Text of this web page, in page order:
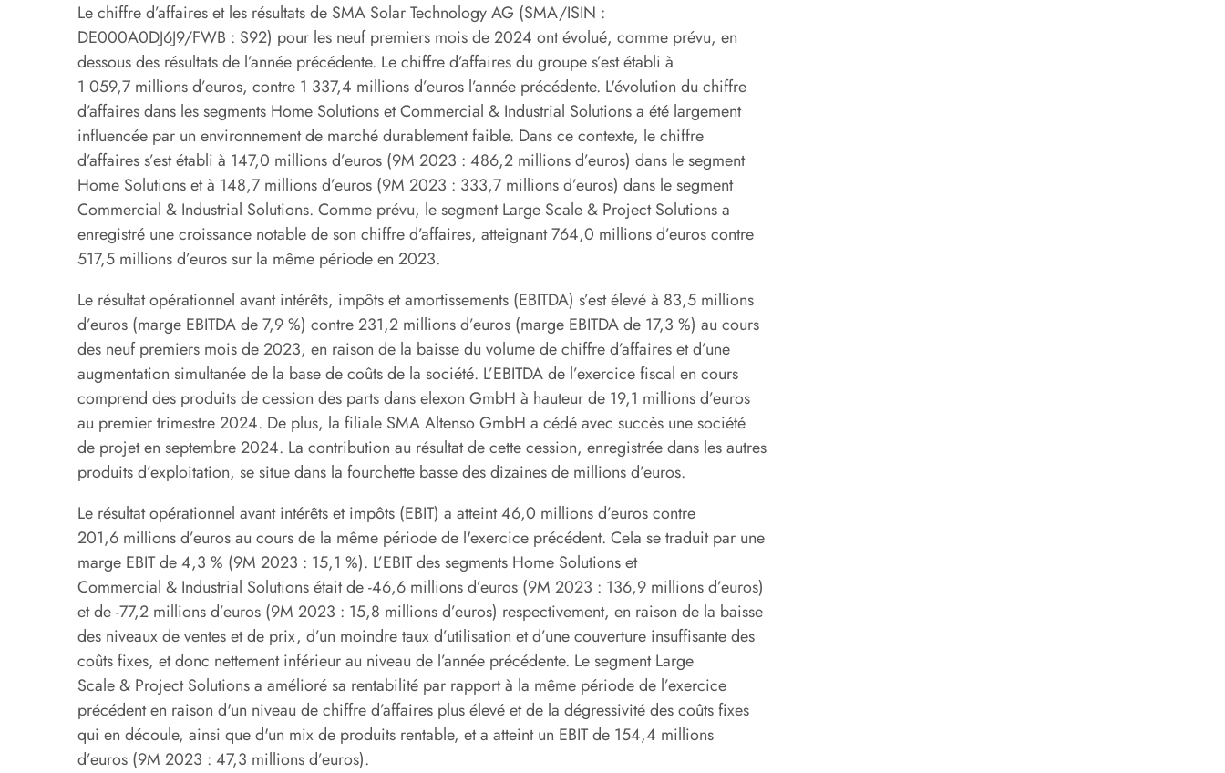
Le chiffre d’affaires et les résultats de SMA Solar Technology AG (SMA/ISIN :
DE000A0DJ6J9/FWB : S92) pour les neuf premiers mois de 2024 ont évolué, comme prévu, en
dessous des résultats de l’année précédente. Le chiffre d’affaires du groupe s’est établi à
1 059,7 millions d’euros, contre 1 337,4 millions d’euros l’année précédente. L'évolution du chiffre
d’affaires dans les segments Home Solutions et Commercial & Industrial Solutions a été largement
influencée par un environnement de marché durablement faible. Dans ce contexte, le chiffre
d’affaires s’est établi à 147,0 millions d’euros (9M 2023 : 486,2 millions d’euros) dans le segment
Home Solutions et à 148,7 millions d’euros (9M 2023 : 333,7 millions d’euros) dans le segment
Commercial & Industrial Solutions. Comme prévu, le segment Large Scale & Project Solutions a
enregistré une croissance notable de son chiffre d’affaires, atteignant 764,0 millions d’euros contre
517,5 millions d’euros sur la même période en 2023.
Le résultat opérationnel avant intérêts, impôts et amortissements (EBITDA) s’est élevé à 83,5 millions
d’euros (marge EBITDA de 7,9 %) contre 231,2 millions d’euros (marge EBITDA de 17,3 %) au cours
des neuf premiers mois de 2023, en raison de la baisse du volume de chiffre d’affaires et d’une
augmentation simultanée de la base de coûts de la société. L’EBITDA de l’exercice fiscal en cours
comprend des produits de cession des parts dans elexon GmbH à hauteur de 19,1 millions d’euros
au premier trimestre 2024. De plus, la filiale SMA Altenso GmbH a cédé avec succès une société
de projet en septembre 2024. La contribution au résultat de cette cession, enregistrée dans les autres
produits d’exploitation, se situe dans la fourchette basse des dizaines de millions d’euros.
Le résultat opérationnel avant intérêts et impôts (EBIT) a atteint 46,0 millions d’euros contre
201,6 millions d’euros au cours de la même période de l'exercice précédent. Cela se traduit par une
marge EBIT de 4,3 % (9M 2023 : 15,1 %). L’EBIT des segments Home Solutions et
Commercial & Industrial Solutions était de -46,6 millions d’euros (9M 2023 : 136,9 millions d’euros)
et de -77,2 millions d’euros (9M 2023 : 15,8 millions d’euros) respectivement, en raison de la baisse
des niveaux de ventes et de prix, d’un moindre taux d’utilisation et d’une couverture insuffisante des
coûts fixes, et donc nettement inférieur au niveau de l’année précédente. Le segment Large
Scale & Project Solutions a amélioré sa rentabilité par rapport à la même période de l’exercice
précédent en raison d'un niveau de chiffre d’affaires plus élevé et de la dégressivité des coûts fixes
qui en découle, ainsi que d'un mix de produits rentable, et a atteint un EBIT de 154,4 millions
d’euros (9M 2023 : 47,3 millions d’euros).